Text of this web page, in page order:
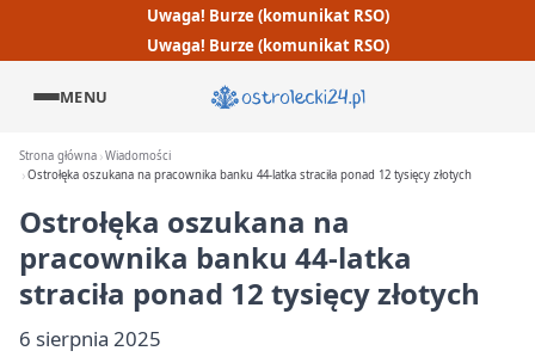
Uwaga! Burze (komunikat RSO)
Uwaga! Burze (komunikat RSO)
MENU
Strona główna Wiadomości
Ostrołęka oszukana na pracownika banku 44-latka straciła ponad 12 tysięcy złotych
Ostrołęka oszukana na
pracownika banku 44-latka
straciła ponad 12 tysięcy złotych
6 sierpnia 2025